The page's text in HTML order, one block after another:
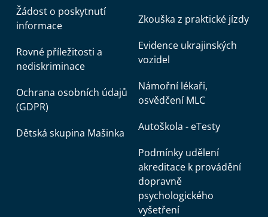
Žádost o poskytnutí
informace
Rovné příležitosti a
nediskriminace
Ochrana osobních údajů
(GDPR)
Dětská skupina Mašinka
Zkouška z praktické jízdy
Evidence ukrajinských
vozidel
Námořní lékaři,
osvědčení MLC
Autoškola - eTesty
Podmínky udělení
akreditace k provádění
dopravně
psychologického
vyšetření